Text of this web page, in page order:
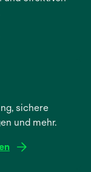
sichere
und mehr.